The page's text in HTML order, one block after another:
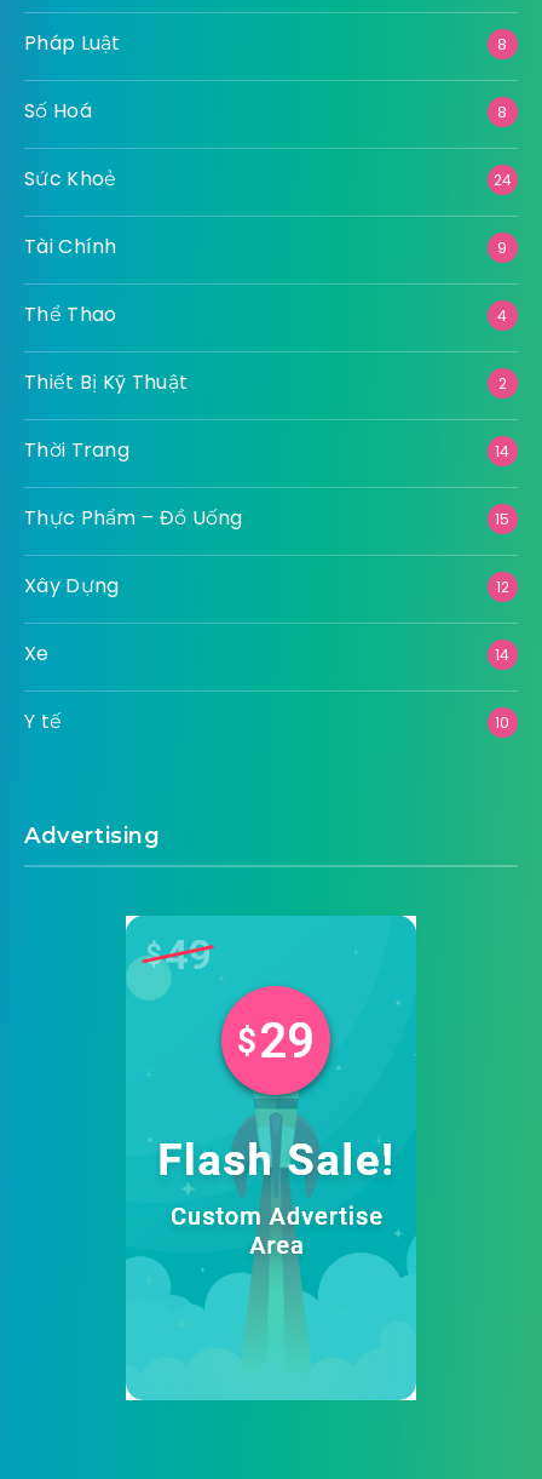
Pháp Luật 8
Số Hoá 8
Sức Khoẻ 24
Tài Chính 9
Thể Thao 4
Thiết Bị Kỹ Thuật 2
Thời Trang 14
Thực Phẩm – Đồ Uống 15
Xây Dựng 12
Xe 14
Y tế 10
Advertising